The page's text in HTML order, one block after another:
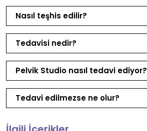
Nasıl teşhis edilir?
Tedavisi nedir?
Pelvik Studio nasıl tedavi ediyor?
Tedavi edilmezse ne olur?